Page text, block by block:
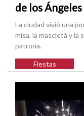
de los Ángeles
La ciudad vivió una
misa, la mascletà y la
patrona.
Fiestas